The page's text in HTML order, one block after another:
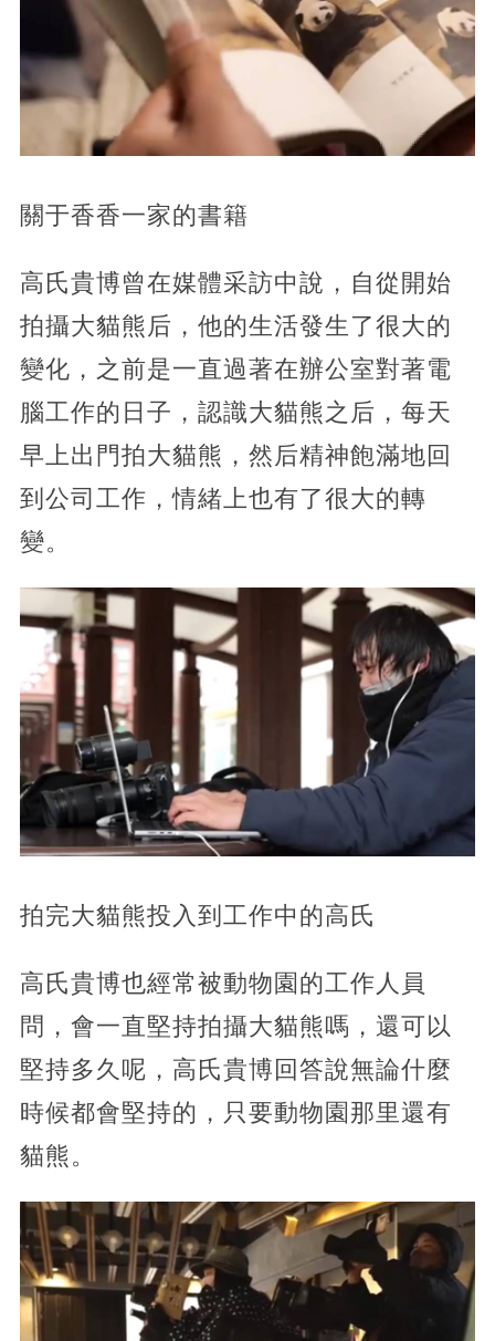
關于香香一家的書籍
高氏貴博曾在媒體采訪中說，自從開始
拍攝大貓熊后，他的生活發生了很大的
變化，之前是一直過著在辦公室對著電
腦工作的日子，認識大貓熊之后，每天
早上出門拍大貓熊，然后精神飽滿地回
到公司工作，情緒上也有了很大的轉
變。
拍完大貓熊投入到工作中的高氏
高氏貴博也經常被動物園的工作人員
問，會一直堅持拍攝大貓熊嗎，還可以
堅持多久呢，高氏貴博回答說無論什麼
時候都會堅持的，只要動物園那里還有
貓熊。